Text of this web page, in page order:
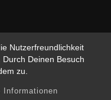
Nutzerfreundlichkeit
Deinen Besuch
zu.
Informationen